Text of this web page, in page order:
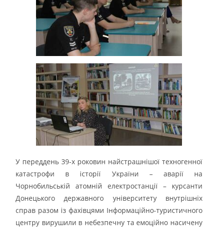
У переддень 39-х роковин найстрашнішої техногенної
катастрофи в історії України – аварії на
Чорнобильській атомній електростанції – курсанти
Донецького державного університету внутрішніх
справ разом із фахівцями Інформаційно-туристичного
центру вирушили в небезпечну та емоційно насичену